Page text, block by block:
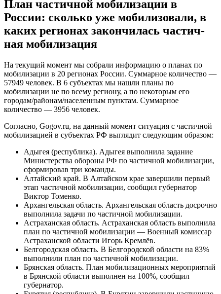
Кабардино-Балкария (республика). Кабардино-Балкария
выполнили задание по частичной мобилизации —
военком региона Дмитрий Пахомов.
Калининградская область. Калининградская область на
100% выполнила задачи по частичной мобилизации —
Губернатор Антон Алиханов.
Калужской области могут попасть под частичную
мобилизацию.
Камчатский край. Губернатор Камчатского Владимир
Солодов заявил, что показатели по частичной
мобилизации в регионе выполнены на 90%.
Карелия (республика). Карелия выполнила задание по
республики Артур Парфенчиков.
Кировская область. В Кировской области 2,5 тыс.
жителей прибыли к местам боевого слаживания.
Коми (республика). Около 1 тыс. человек призовут в
ходе частичной мобилизации из Республики Коми.
Костромская область. План по мобилизованным в
Костромской области выполнили на на 70%.
Краснодарский край. В Краснодарском крае закончен
процесс частичной мобилизации — губернатор
Вениамин Кондратьев.
Красноярский край. В Красноярском крае выполнили
задание по призыву в рамках частичной мобилизации.
Крым (республика). Мероприятия, связанные с
частичной мобилизацией, завершатся в Крыму 25
сентября, сообщил глава региона Сергей Аксенов.
Цифры не приводятся.
Курганская область. Сотрудники военных
комиссариатов Курганской области временно
приостановили частичную мобилизацию граждан из-за